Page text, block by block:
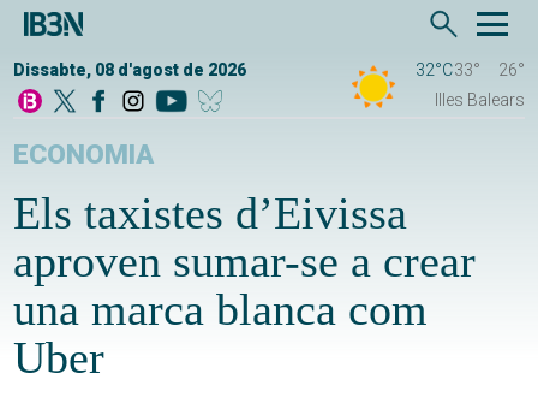
Dissabte, 08 d'agost de 2026 32°C33°
26°
Illes Balears
ECONOMIA
Els taxistes d’Eivissa
aproven sumar-se a crear
una marca blanca com
Uber